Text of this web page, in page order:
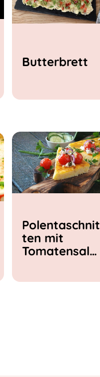
Butterbrett
Polentaschnit
ten mit
Tomatensala